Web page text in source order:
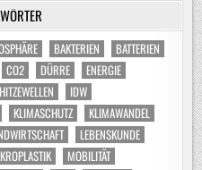
BAKTERIEN
BATTERIEN
CO2 DÜRRE
ENERGIE
HITZEWELLEN
IDW
KLIMASCHUTZ
KLIMAWANDEL
LEBENSKUNDE
MOBILITÄT